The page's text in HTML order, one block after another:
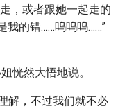
，或者跟她一起走的
我的错……呜呜呜……”
恍然大悟地说。
解，不过我们就不必